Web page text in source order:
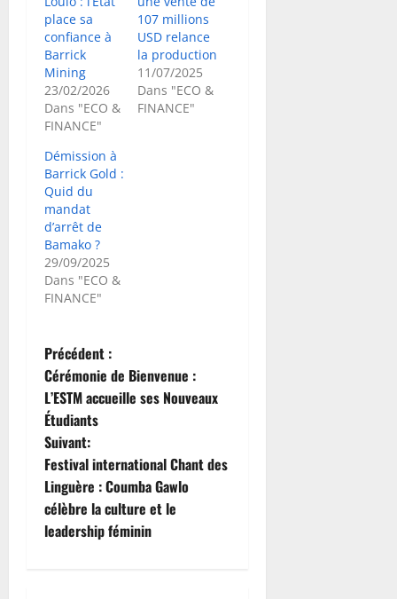
place sa
confiance à
Barrick
Mining
23/02/2026
Dans "ECO &
FINANCE"
107 millions
USD relance
la production
11/07/2025
Dans "ECO &
FINANCE"
Démission à
Barrick Gold :
Quid du
mandat
d’arrêt de
Bamako ?
29/09/2025
Dans "ECO &
FINANCE"
N
a
v
i
g
a
Précédent :
Cérémonie de Bienvenue :
L’ESTM accueille ses Nouveaux
Étudiants
Suivant:
Festival international Chant des
Linguère : Coumba Gawlo
célèbre la culture et le
leadership féminin